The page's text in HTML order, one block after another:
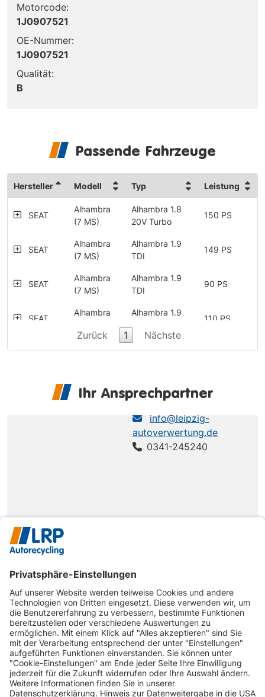
Motorcode:
1J0907521
OE-Nummer:
1J0907521
Qualität:
B
Passende Fahrzeuge
Hersteller Modell Typ Leistung
SEAT
Alhambra
(7 MS)
Alhambra 1.8
20V Turbo
150 PS
SEAT
Alhambra
(7 MS)
Alhambra 1.9
TDI
149 PS
SEAT
Alhambra
(7 MS)
Alhambra 1.9
TDI
90 PS
SEAT
Alhambra
Alhambra 1.9
110 PS
SEAT 130 PS
(7 MS)
TDI
Alhambra 1.9
TDI Allrad
115 PS
SEAT
Alhambra
Alhambra 2.8
SEAT
Cordoba (6
K)
Cordoba 1.4 60 PS
SEAT
Cordoba (6
K)
Cordoba 1.4
16V
75 PS
SEAT
Cordoba (6
K)
Cordoba 1.6 100 PS
Cordoba (6
Zurück 1 Nächste
Ihr Ansprechpartner
LRP NL Brahestraße
info@leipzig-
autoverwertung.de
0341-245240
INFORMATIONEN